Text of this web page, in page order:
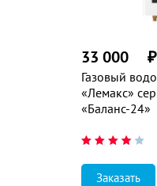
Газовый
«Лемакс»
«Баланс-24»
33 000 ₽
Заказать